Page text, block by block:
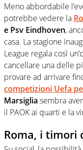
Meno abbordabile
potrebbe vedere la
e Psv Eindhoven,
casa. La stagione
League regala così
cancellare una delle
provare ad arrivare
competizioni Uefa
Marsiglia sembra
il PAOK ai quarti e la
Roma, i timori